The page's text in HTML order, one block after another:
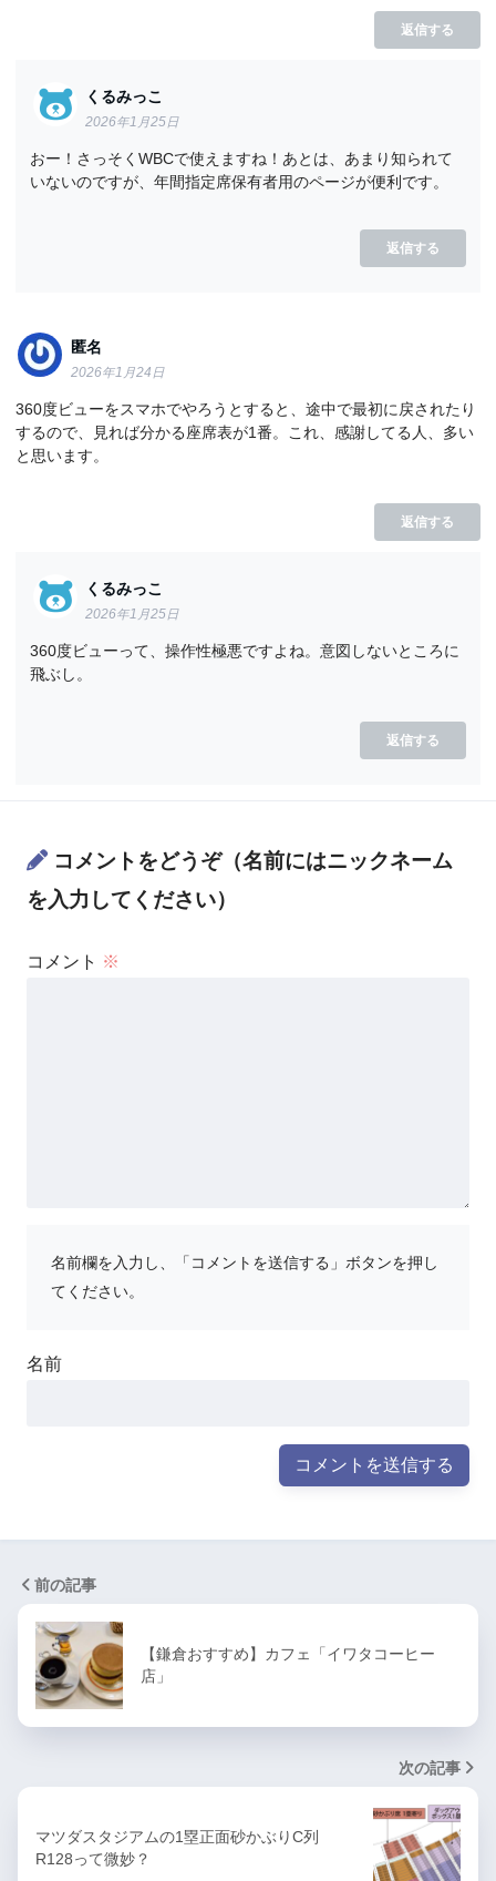
返信する
くるみっこ
2026年1月25日
おー！さっそくWBCで使えますね！あとは、あまり知られて
いないのですが、年間指定席保有者用のページが便利です。
返信する
匿名
2026年1月24日
360度ビューをスマホでやろうとすると、途中で最初に戻されたり
するので、見れば分かる座席表が1番。これ、感謝してる人、多い
と思います。
返信する
くるみっこ
2026年1月25日
360度ビューって、操作性極悪ですよね。意図しないところに
飛ぶし。
返信する
コメントをどうぞ（名前にはニックネーム
を入力してください）
コメント ※
名前欄を入力し、「コメントを送信する」ボタンを押し
てください。
名前
前の記事
【鎌倉おすすめ】カフェ「イワタコーヒー
店」
次の記事
マツダスタジアムの1塁正面砂かぶりC列
R128って微妙？